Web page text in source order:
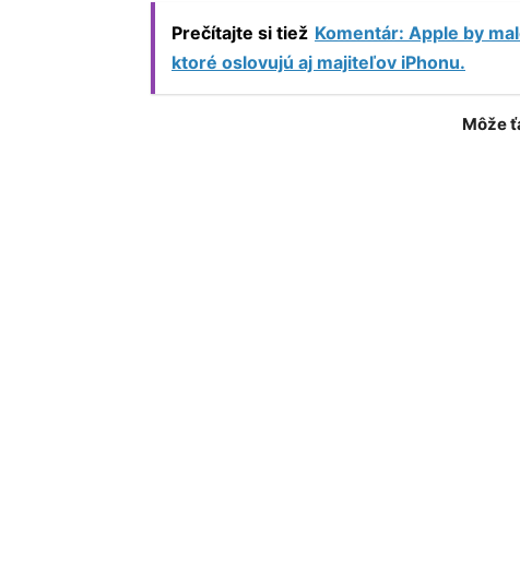
Prečítajte si tiež Komentár: Apple by
ktoré oslovujú aj majiteľov iPhonu.
Môže